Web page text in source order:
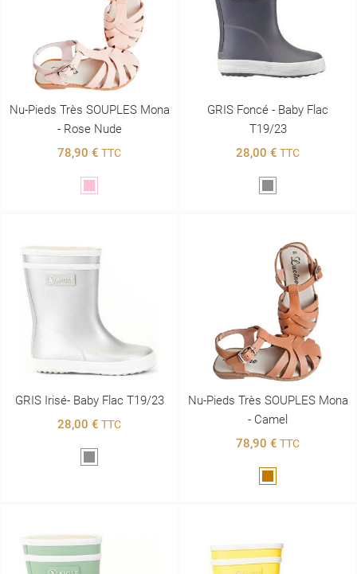
Nu-Pieds Très SOUPLES Mona
- Rose Nude
78,90 € TTC
GRIS Foncé - Baby Flac
T19/23
28,00 € TTC
GRIS Irisé- Baby Flac T19/23
28,00 € TTC
Nu-Pieds Très SOUPLES Mona
- Camel
78,90 € TTC